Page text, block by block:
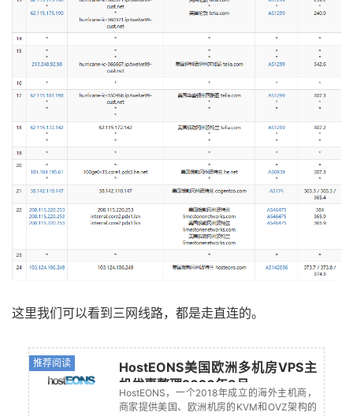
这里我们可以看到三网线路，都是走直连的。
推荐阅读
HostEONS美国欧洲多机房VPS主
机优惠整理2026年8月
HostEONS，一个2018年成立的海外主机商，
商家提供美国、欧洲机房的KVM和OVZ架构的